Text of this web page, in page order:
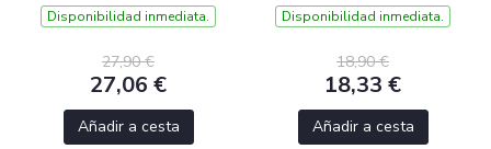
Disponibilidad inmediata.
27,90 €
27,06 €
Añadir a cesta
Disponibilidad inmediata.
18,90 €
18,33 €
Añadir a cesta